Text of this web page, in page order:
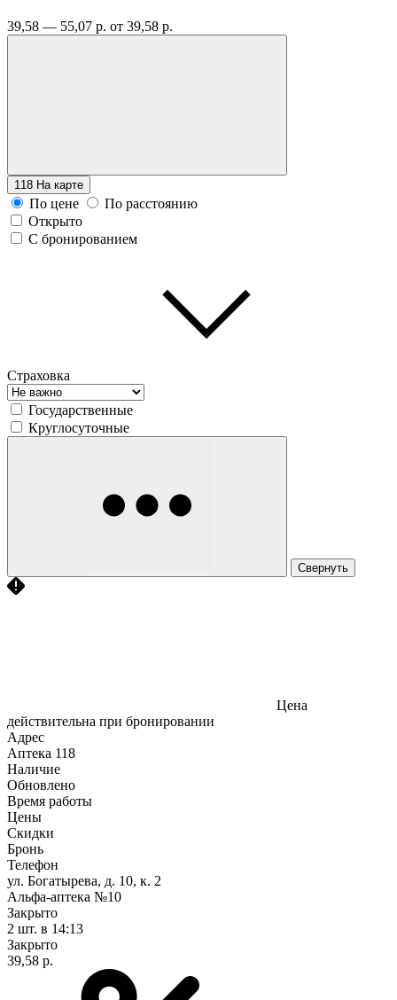
39,58 — 55,07 р. от 39,58 р.
118 На карте
По цене
По расстоянию
Открыто
С бронированием
Страховка
Государственные
Круглосуточные
Свернуть
Цена
действительна при бронировании
Адрес
Аптека 118
Наличие
Обновлено
Время работы
Цены
Скидки
Бронь
Телефон
ул. Богатырева, д. 10, к. 2
Альфа-аптека №10
Закрыто
2 шт. в 14:13
Закрыто
39,58 р.